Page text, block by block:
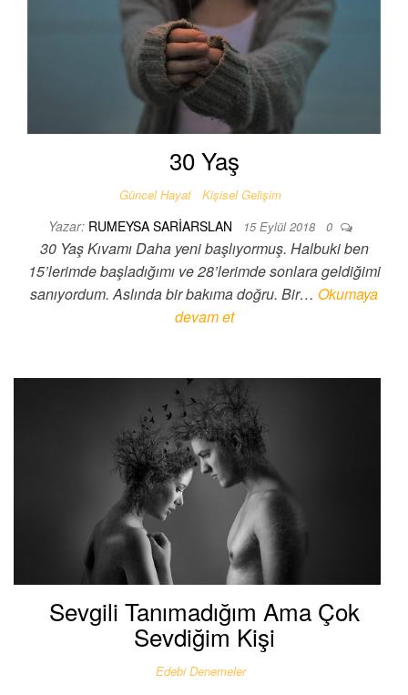
30 Yaş
Güncel Hayat Kişisel Gelişim
Yazar: RUMEYSA SARIARSLAN 15 Eylül 2018 0
30 Yaş Kıvamı Daha yeni başlıyormuş. Halbuki ben
15’lerimde başladığımı ve 28’lerimde sonlara geldiğimi
sanıyordum. Aslında bir bakıma doğru. Bir… Okumaya
devam et
Sevgili Tanımadığım Ama Çok
Sevdiğim Kişi
Edebi Denemeler